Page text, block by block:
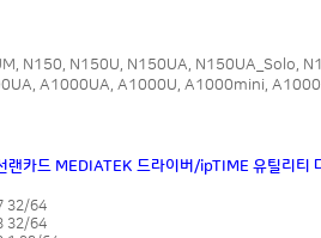
N150, N150U, N150UA, N150UA_Solo,
A1000UA, A1000U, A1000mini,
랜카드 MEDIATEK 드라이버/ipTIME 유틸리티
32/64
32/64